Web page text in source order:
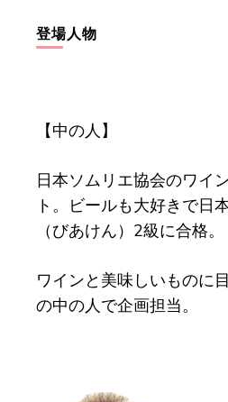
登場人物
【中の人】
日本ソムリエ協会のワイ
ト。ビールも大好きで日
（びあけん）2級に合格。
ワインと美味しいものに
の中の人で企画担当。